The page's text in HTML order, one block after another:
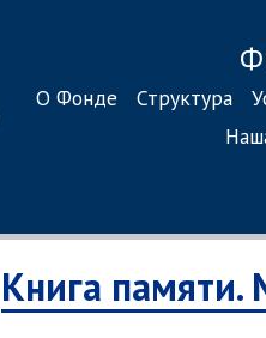
О Фонде Структура
Книга памяти.